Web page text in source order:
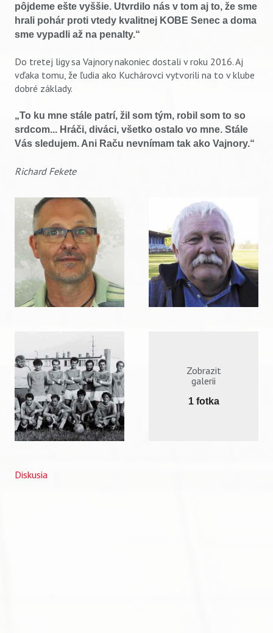
pôjdeme ešte vyššie. Utvrdilo nás v tom aj to, že sme
hrali pohár proti vtedy kvalitnej KOBE Senec a doma
sme vypadli až na penalty.“
Do tretej ligy sa Vajnory nakoniec dostali v roku 2016. Aj
vďaka tomu, že ľudia ako Kuchárovci vytvorili na to v klube
dobré základy.
„To ku mne stále patrí, žil som tým, robil som to so
srdcom... Hráči, diváci, všetko ostalo vo mne. Stále
Vás sledujem. Ani Raču nevnímam tak ako Vajnory.“
Richard Fekete
Zobrazit
galerii
1 fotka
Diskusia